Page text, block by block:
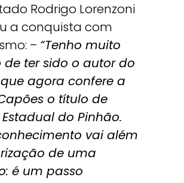
Rodrigo Lorenzoni
a conquista com
– “Tenho muito
de ter sido o autor do
agora confere a
o título de
do Pinhão.
vai além
de uma
é um passo